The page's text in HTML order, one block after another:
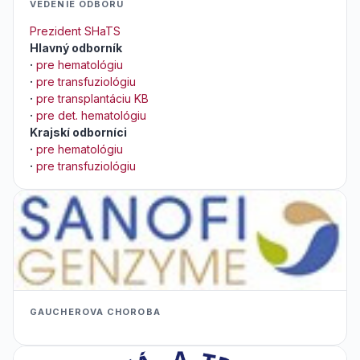
VEDENIE ODBORU
Prezident SHaTS
Hlavný odborník
· pre hematológiu
· pre transfuziológiu
· pre transplantáciu KB
· pre det. hematológiu
Krajskí odborníci
· pre hematológiu
· pre transfuziológiu
GAUCHEROVA CHOROBA